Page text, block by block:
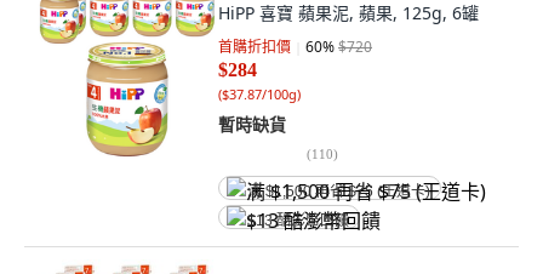
HiPP 喜寶 蘋果泥, 蘋果, 125g, 6罐
首購折扣價 60%$720
$284
($37.87/100g)
暫時缺貨
(110)
满 $1,500 再省 $75 (王道卡)
$13 酷澎幣回饋